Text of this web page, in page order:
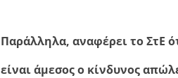
Παράλληλα, αναφέρει το ΣτΕ
είναι άμεσος ο κίνδυνος